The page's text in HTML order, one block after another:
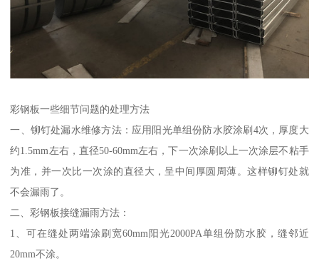
彩钢板一些细节问题的处理方法
一、铆钉处漏水维修方法：应用阳光单组份防水胶涂刷4次，厚度大
约1.5mm左右，直径50-60mm左右，下一次涂刷以上一次涂层不粘手
为准，并一次比一次涂的直径大，呈中间厚圆周薄。这样铆钉处就
不会漏雨了。
二、彩钢板接缝漏雨方法：
1、可在缝处两端涂刷宽60mm阳光2000PA单组份防水胶，缝邻近
20mm不涂。